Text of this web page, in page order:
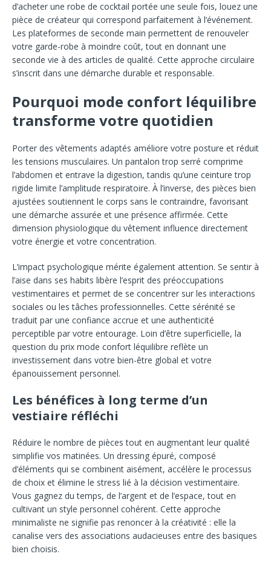
d’acheter une robe de cocktail portée une seule fois, louez une
pièce de créateur qui correspond parfaitement à l’événement.
Les plateformes de seconde main permettent de renouveler
votre garde-robe à moindre coût, tout en donnant une
seconde vie à des articles de qualité. Cette approche circulaire
s’inscrit dans une démarche durable et responsable.
Pourquoi mode confort léquilibre
transforme votre quotidien
Porter des vêtements adaptés améliore votre posture et réduit
les tensions musculaires. Un pantalon trop serré comprime
l’abdomen et entrave la digestion, tandis qu’une ceinture trop
rigide limite l’amplitude respiratoire. À l’inverse, des pièces bien
ajustées soutiennent le corps sans le contraindre, favorisant
une démarche assurée et une présence affirmée. Cette
dimension physiologique du vêtement influence directement
votre énergie et votre concentration.
L’impact psychologique mérite également attention. Se sentir à
l’aise dans ses habits libère l’esprit des préoccupations
vestimentaires et permet de se concentrer sur les interactions
sociales ou les tâches professionnelles. Cette sérénité se
traduit par une confiance accrue et une authenticité
perceptible par votre entourage. Loin d’être superficielle, la
question du prix mode confort léquilibre reflète un
investissement dans votre bien-être global et votre
épanouissement personnel.
Les bénéfices à long terme d’un
vestiaire réfléchi
Réduire le nombre de pièces tout en augmentant leur qualité
simplifie vos matinées. Un dressing épuré, composé
d’éléments qui se combinent aisément, accélère le processus
de choix et élimine le stress lié à la décision vestimentaire.
Vous gagnez du temps, de l’argent et de l’espace, tout en
cultivant un style personnel cohérent. Cette approche
minimaliste ne signifie pas renoncer à la créativité : elle la
canalise vers des associations audacieuses entre des basiques
bien choisis.